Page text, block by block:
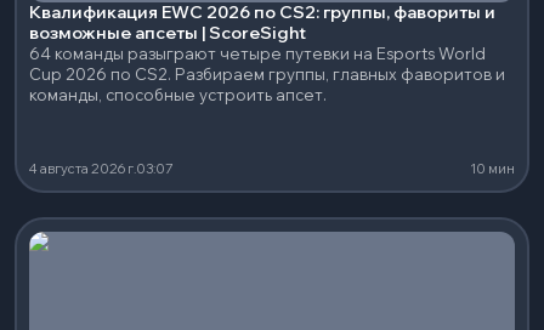
Квалификация EWC 2026 по CS2: группы, фавориты и
возможные апсеты | ScoreSight
64 команды разыграют четыре путевки на Esports World
Cup 2026 по CS2. Разбираем группы, главных фаворитов и
команды, способные устроить апсет.
4 августа 2026 г.03:07 10 мин